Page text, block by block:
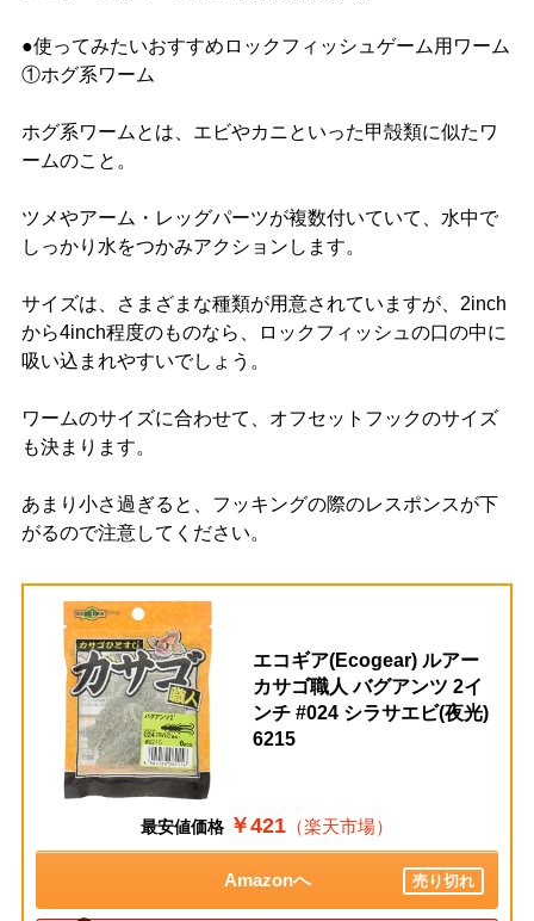
●使ってみたいおすすめロックフィッシュゲーム用ワーム
①ホグ系ワーム
ホグ系ワームとは、エビやカニといった甲殻類に似たワ
ームのこと。
ツメやアーム・レッグパーツが複数付いていて、水中で
しっかり水をつかみアクションします。
サイズは、さまざまな種類が用意されていますが、2inch
から4inch程度のものなら、ロックフィッシュの口の中に
吸い込まれやすいでしょう。
ワームのサイズに合わせて、オフセットフックのサイズ
も決まります。
あまり小さ過ぎると、フッキングの際のレスポンスが下
がるので注意してください。
エコギア(Ecogear) ルアー
カサゴ職人 バグアンツ 2イ
ンチ #024 シラサエビ(夜光)
6215
最安値価格 ￥421 （楽天市場）
Amazonへ 売り切れ